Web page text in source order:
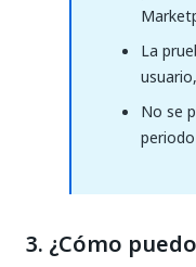
La
No se
3. ¿Cómo